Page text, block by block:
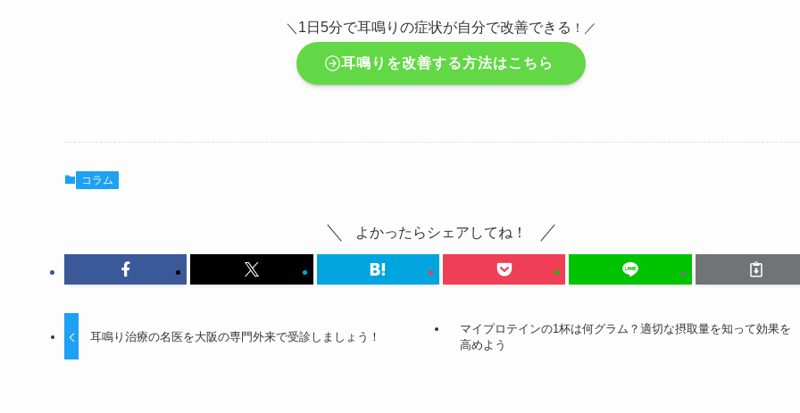
＼ 1日5分で耳鳴りの症状が自分で改善できる ！／
耳鳴りを改善する方法はこちら
コラム
よかったらシェアしてね！
耳鳴り治療の名医を大阪の専門外来で受診しましょう！
マイプロテインの1杯は何グラム？適切な摂取量を知って効果を
高めよう